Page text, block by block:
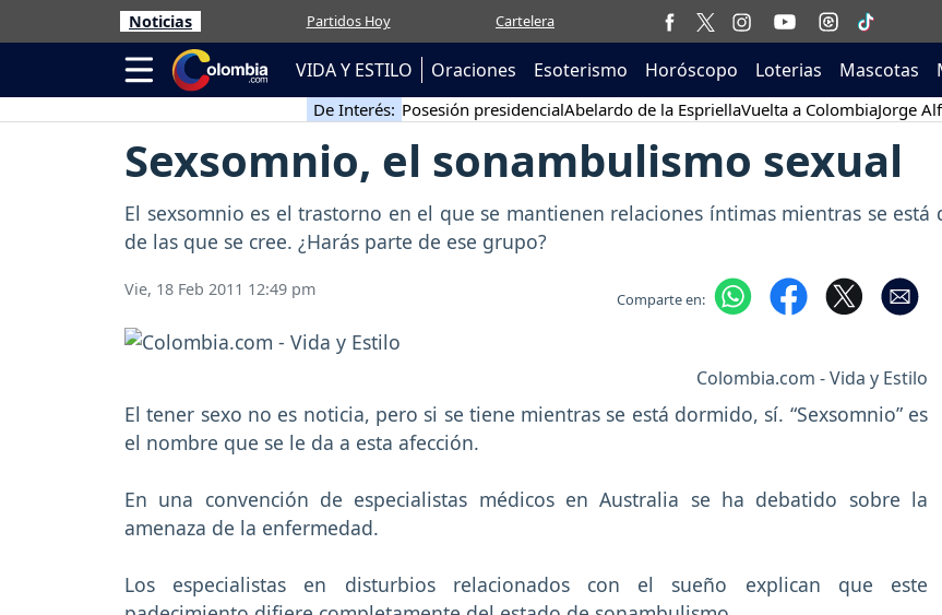
Noticias Partidos Hoy Cartelera
VIDA Y ESTILO Oraciones Esoterismo Horóscopo Loterias Mascotas
De Interés: Posesión presidencialAbelardo de la EspriellaVuelta a ColombiaJorge
Sexsomnio, el sonambulismo sexual
El sexsomnio es el trastorno en el que se mantienen relaciones íntimas mientras se
de las que se cree. ¿Harás parte de ese grupo?
Vie, 18 Feb 2011 12:49 pm Comparte en:
Colombia.com - Vida y Estilo
El tener sexo no es noticia, pero si se tiene mientras se está dormido, sí. “Sexsomnio” es
el nombre que se le da a esta afección.
En una convención de especialistas médicos en Australia se ha debatido sobre la
amenaza de la enfermedad.
Los especialistas en disturbios relacionados con el sueño explican que este